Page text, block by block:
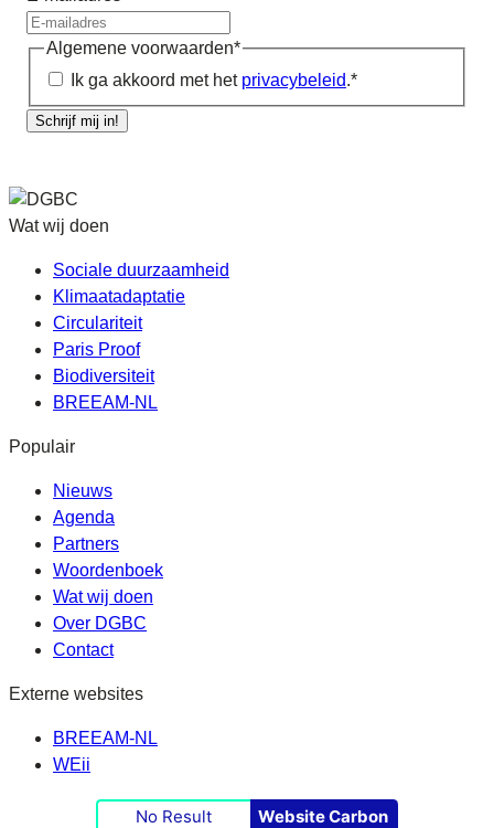
Algemene voorwaarden*
Ik ga akkoord met het privacybeleid.*
Schrijf mij in!
Wat wij doen
Sociale duurzaamheid
Klimaatadaptatie
Circulariteit
Paris Proof
Biodiversiteit
BREEAM-NL
Populair
Nieuws
Agenda
Partners
Woordenboek
Wat wij doen
Over DGBC
Contact
Externe websites
BREEAM-NL
WEii
No Result Website Carbon